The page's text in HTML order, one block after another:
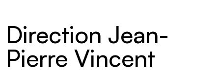
Direction Jean-
Pierre Vincent